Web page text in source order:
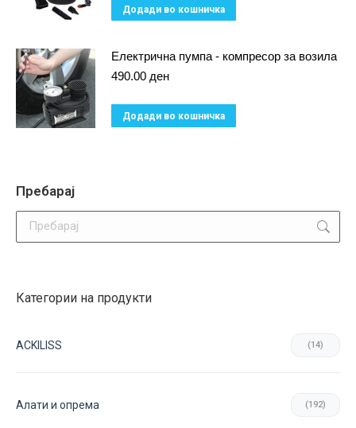
Додади во кошничка
Електрична пумпа - компресор за возила
490.00 ден
Додади во кошничка
Пребарај
Категории на продукти
ACKILISS (14)
Aлати и опрема (192)